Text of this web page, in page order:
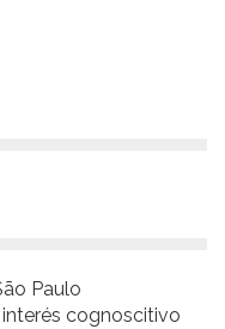
Paulo
interés cognoscitivo